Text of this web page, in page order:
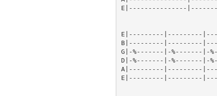
E|---------------
E|---------|---------
B|---------|---------
G|-%-------|-%-------|-
D|-%-------|-%-------|-
A|---------|---------
E|---------|---------